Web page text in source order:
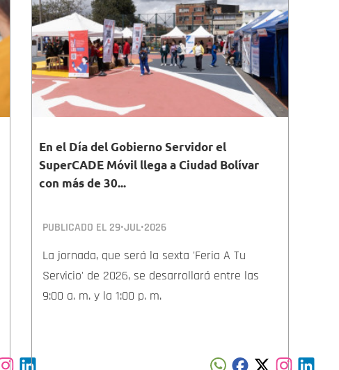
En el Día del Gobierno Servidor el
SuperCADE Móvil llega a Ciudad Bolívar
con más de 30...
PUBLICADO EL 29•JUL•2026
La jornada, que será la sexta 'Feria A Tu
Servicio' de 2026, se desarrollará entre las
9:00 a. m. y la 1:00 p. m.